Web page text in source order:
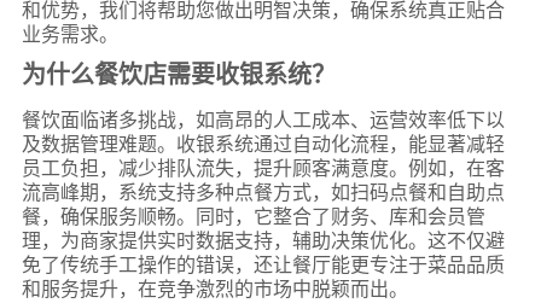
和优势，我们将帮助您做出明智决策，确保系统真正贴合
业务需求。
为什么餐饮店需要收银系统？
餐饮面临诸多挑战，如高昂的人工成本、运营效率低下以
及数据管理难题。收银系统通过自动化流程，能显著减轻
员工负担，减少排队流失，提升顾客满意度。例如，在客
流高峰期，系统支持多种点餐方式，如扫码点餐和自助点
餐，确保服务顺畅。同时，它整合了财务、库和会员管
理，为商家提供实时数据支持，辅助决策优化。这不仅避
免了传统手工操作的错误，还让餐厅能更专注于菜品品质
和服务提升，在竞争激烈的市场中脱颖而出。